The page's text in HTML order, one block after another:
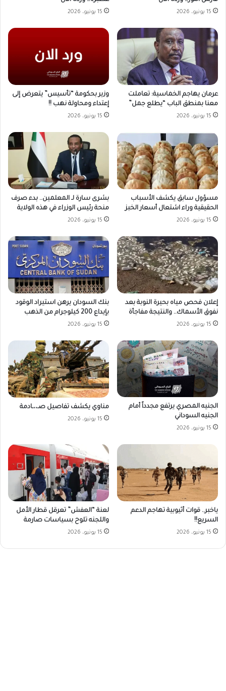
15 يونيو، 2026 15 يونيو، 2026
عرمان يهاجم الخماسية: تعاملت
معنا بمنطق الباب “يطلع جمل”
15 يونيو، 2026
وزير بحكومة “تأسيس” يتعرض إلى
إعتداء ومحاولة نهب !!
15 يونيو، 2026
مسؤول سابق يكشف الأسباب
الحقيقية وراء اشتعال أسعار الخبز
15 يونيو، 2026
بشرى سارة لـ المعلمين.. بدء صرف
منحة رئيس الوزراء في هذه الولاية
15 يونيو، 2026
إعلان فحص مياه بحيرة النوبة بعد
نفوق الأسماك.. والنتيجة مفاجأة
15 يونيو، 2026
بنك السودان يرهن استيراد الوقود
بإيداع 200 كيلوجرام من الذهب
15 يونيو، 2026
الجنيه المصري يرتفع مجدداً أمام
الجنيه السوداني
15 يونيو، 2026
مناوي يكشف تفاصيل صـ،،ـادمة
15 يونيو، 2026
ياخبر.. قوات أثيوبية تهاجم الدعم
السريع!!
15 يونيو، 2026
لعنة “العفش” تعرقل قطار الأمل
واللجنه تلوح بسياسات صارمة
15 يونيو، 2026